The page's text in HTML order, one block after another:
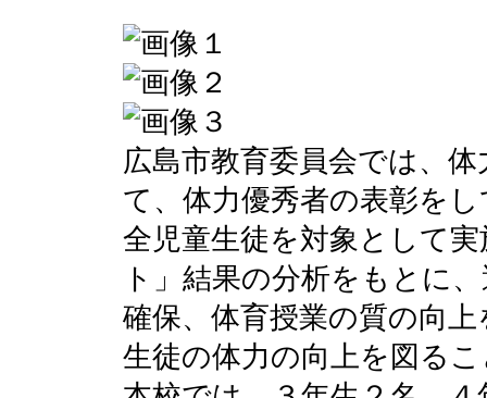
広島市教育委員会では、
て、体力優秀者の表彰を
全児童生徒を対象として
ト」結果の分析をもとに
確保、体育授業の質の向
生徒の体力の向上を図る